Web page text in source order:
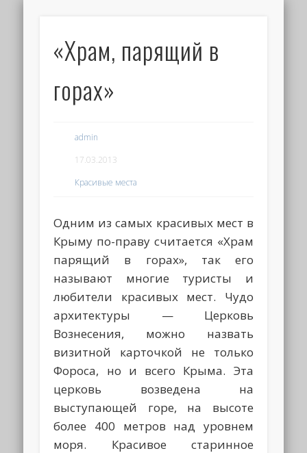
«Храм, парящий в
горах»
admin
17.03.2013
Красивые места
Одним из самых красивых мест в
Крыму по-праву считается «Храм
парящий в горах», так его
называют многие туристы и
любители красивых мест. Чудо
архитектуры — Церковь
Вознесения, можно назвать
визитной карточкой не только
Фороса, но и всего Крыма. Эта
церковь возведена на
выступающей горе, на высоте
более 400 метров над уровнем
моря. Красивое старинное